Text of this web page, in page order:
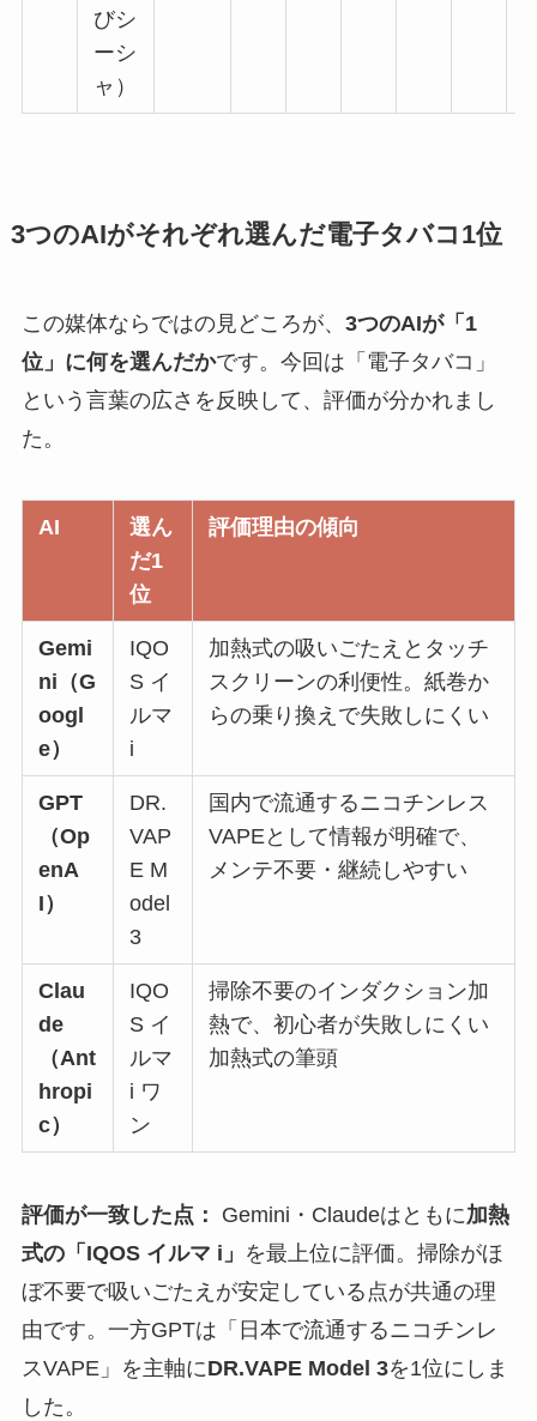
びシ
ーシ
ャ）
3つのAIがそれぞれ選んだ電子タバコ1位
この媒体ならではの見どころが、 3つのAIが「1
位」に何を選んだかです。今回は「電子タバコ」
という言葉の広さを反映して、評価が分かれまし
た。
AI
選ん
だ1
位
評価理由の傾向
Gemi
ni（G
oogl
e）
IQO
S イ
ルマ
i
加熱式の吸いごたえとタッチ
スクリーンの利便性。紙巻か
らの乗り換えで失敗しにくい
GPT
（Op
enA
I）
DR.
VAP
E M
odel
3
国内で流通するニコチンレス
VAPEとして情報が明確で、
メンテ不要・継続しやすい
Clau
de
（Ant
hropi
c）
IQO
S イ
ルマ
i ワ
ン
掃除不要のインダクション加
熱で、初心者が失敗しにくい
加熱式の筆頭
評価が一致した点： Gemini・Claudeはともに加熱
式の「IQOS イルマ i」 を最上位に評価。掃除がほ
ぼ不要で吸いごたえが安定している点が共通の理
由です。一方GPTは「日本で流通するニコチンレ
スVAPE」を主軸にDR.VAPE Model 3を1位にしま
した。